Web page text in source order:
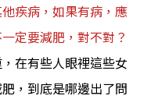
疾病，如果有病，應
定要減肥，對不對？
在有些人眼裡這些女
，到底是哪邊出了問